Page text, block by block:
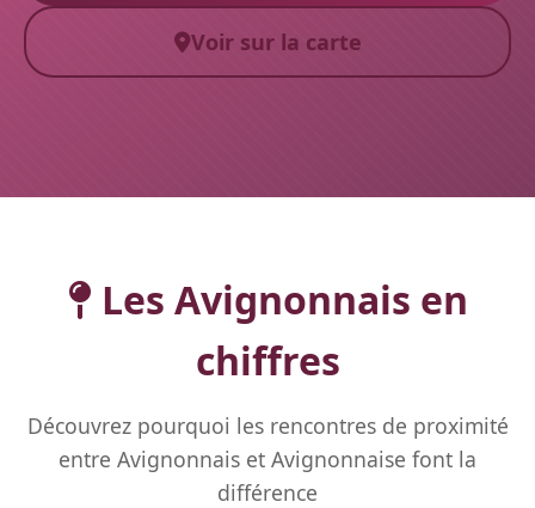
Voir sur la carte
Les Avignonnais en
chiffres
Découvrez pourquoi les rencontres de proximité
entre Avignonnais et Avignonnaise font la
différence